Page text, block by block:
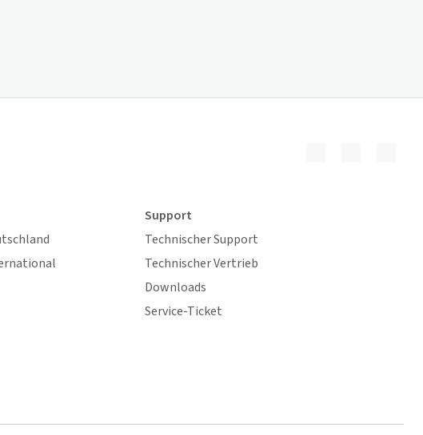
Support
Technischer Support
Technischer Vertrieb
Downloads
Service-Ticket